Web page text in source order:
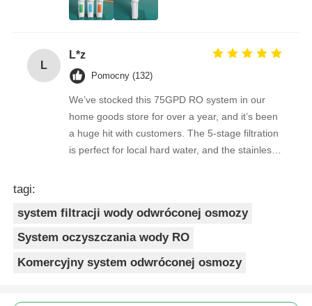
overwhelmingly positive. The supplier is great to
work with — orders arrive on time, packaging is
consistent. As a repeat buyer, we couldn’t be
happier with both the product and the service.
L
L*z
Pomocny (132)
We’ve stocked this 75GPD RO system in our
home goods store for over a year, and it’s been
a huge hit with customers. The 5-stage filtration
is perfect for local hard water, and the stainless
complaints from customers, and very few
returns. Great product to carry!
tagi:
system filtracji wody odwróconej osmozy
System oczyszczania wody RO
Komercyjny system odwróconej osmozy